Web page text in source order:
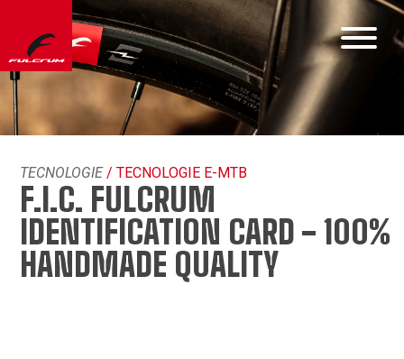
TECNOLOGIE/ TECNOLOGIE E-MTB
F.I.C. FULCRUM
IDENTIFICATION CARD - 100%
HANDMADE QUALITY